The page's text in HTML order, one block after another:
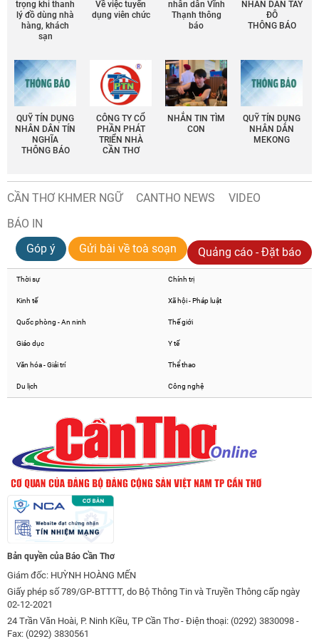
trọng khi thanh
lý đồ dùng nhà
hàng, khách
sạn
Về việc tuyển
dụng viên chức
nhân dân Vĩnh
Thạnh thông
báo
NHÂN DÂN TÂY
ĐÔ
THÔNG BÁO
QUỸ TÍN DỤNG
NHÂN DÂN TÍN
NGHĨA
THÔNG BÁO
CÔNG TY CỔ
PHẦN PHÁT
TRIỂN NHÀ
CẦN THƠ
NHẮN TIN TÌM
CON
QUỸ TÍN DỤNG
NHÂN DÂN
MEKONG
CẦN THƠ KHMER NGỮ CANTHO NEWS
VIDEO
BÁO IN
Góp ý
Gửi bài về toà soạn Quảng cáo - Đặt báo
Thời sự Chính trị
Kinh tế Xã hội - Pháp luật
Quốc phòng - An ninh Thế giới
Giáo dục Y tế
Văn hóa - Giải trí Thể thao
Du lịch Công nghệ
Bản quyền của Báo Cần Thơ
Giám đốc: HUỲNH HOÀNG MẾN
Giấy phép số 789/GP-BTTTT, do Bộ Thông Tin và Truyền Thông cấp ngày
02-12-2021
24 Trần Văn Hoài, P. Ninh Kiều, TP Cần Thơ - Điện thoại: (0292) 3830098 -
Fax: (0292) 3830561